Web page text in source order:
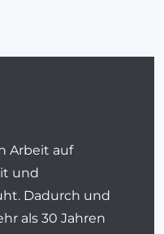
Arbeit auf
und
Dadurch und
als 30 Jahren